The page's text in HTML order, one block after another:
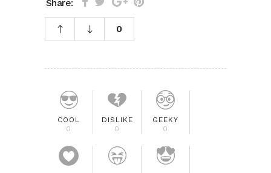
Share:
0
COOL
0
DISLIKE
0
GEEKY
0